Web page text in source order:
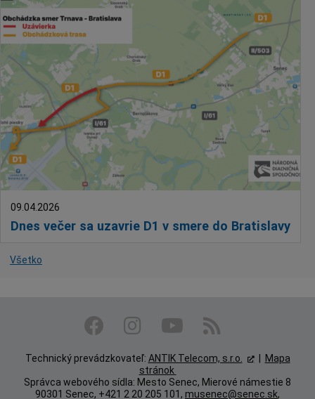
Dnes večer sa uzavrie D1 v smere do Bratislavy
09.04.2026
Všetko
Technický prevádzkovateľ: ANTIK Telecom, s.r.o. |
Mapa
stránok
Správca webového sídla: Mesto Senec, Mierové námestie 8
90301 Senec, +421 2 20 205 101, musenec@senec.sk,